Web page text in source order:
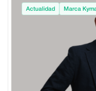
Actualidad Marca